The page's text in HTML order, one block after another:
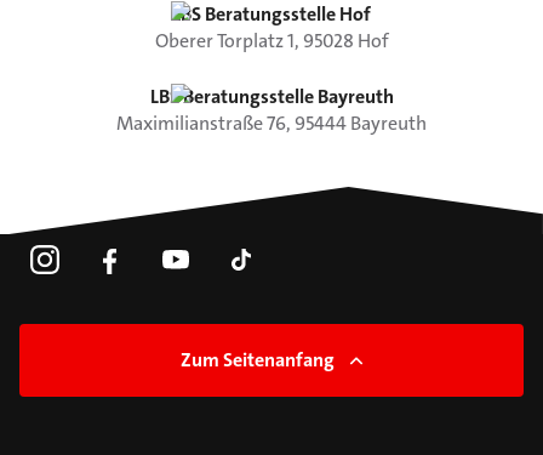
LBS Beratungsstelle Hof
Oberer Torplatz1,95028 Hof
LBS Beratungsstelle Bayreuth
Maximilianstraße76,95444Bayreuth
Zum Seitenanfang